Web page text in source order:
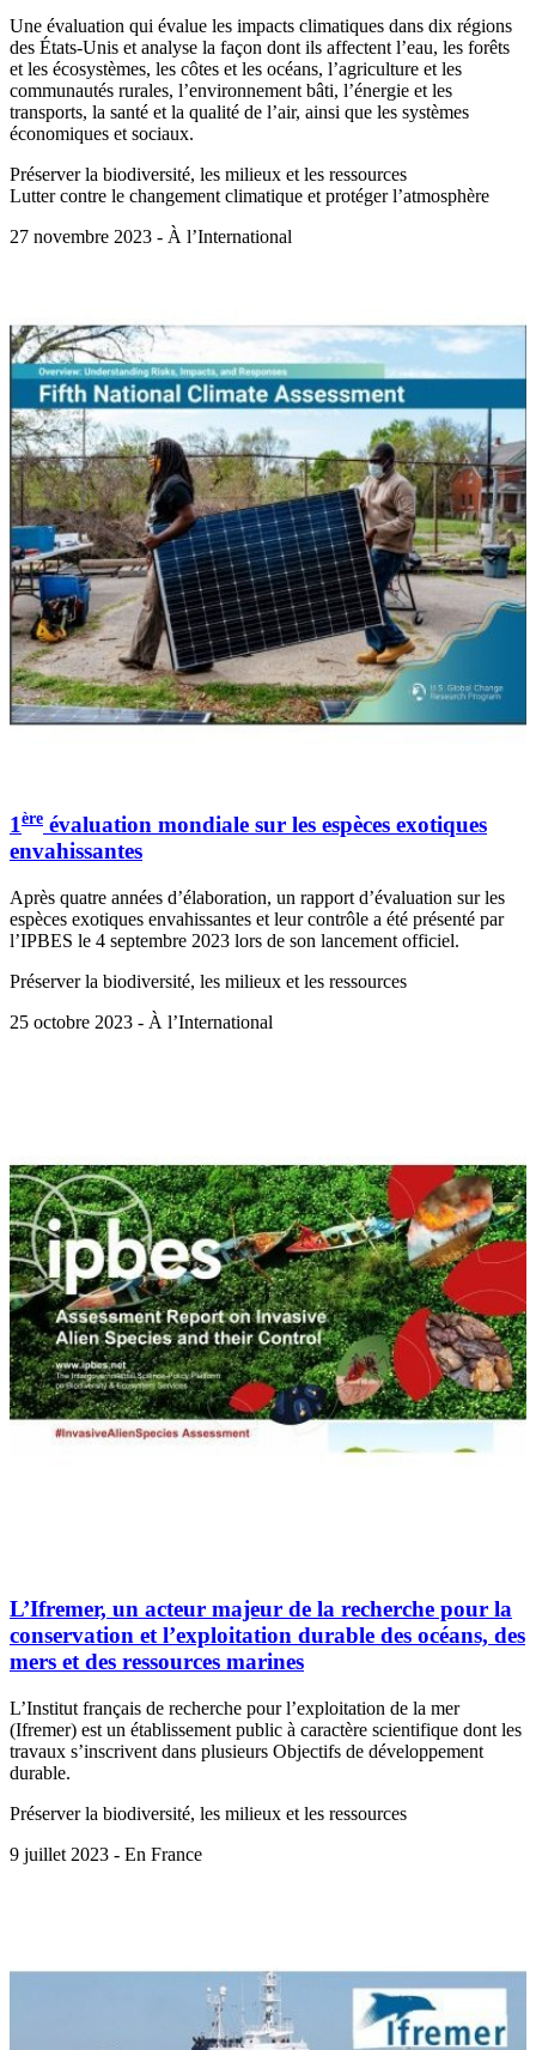
Une évaluation qui évalue les impacts climatiques dans dix régions
des États-Unis et analyse la façon dont ils affectent l’eau, les forêts
et les écosystèmes, les côtes et les océans, l’agriculture et les
communautés rurales, l’environnement bâti, l’énergie et les
transports, la santé et la qualité de l’air, ainsi que les systèmes
économiques et sociaux.
Préserver la biodiversité, les milieux et les ressources
Lutter contre le changement climatique et protéger l’atmosphère
27 novembre 2023 - À l’International
1ère évaluation mondiale sur les espèces exotiques
envahissantes
Après quatre années d’élaboration, un rapport d’évaluation sur les
espèces exotiques envahissantes et leur contrôle a été présenté par
l’IPBES le 4 septembre 2023 lors de son lancement officiel.
Préserver la biodiversité, les milieux et les ressources
25 octobre 2023 - À l’International
L’Ifremer, un acteur majeur de la recherche pour la
conservation et l’exploitation durable des océans, des
mers et des ressources marines
L’Institut français de recherche pour l’exploitation de la mer
(Ifremer) est un établissement public à caractère scientifique dont les
travaux s’inscrivent dans plusieurs Objectifs de développement
durable.
Préserver la biodiversité, les milieux et les ressources
9 juillet 2023 - En France